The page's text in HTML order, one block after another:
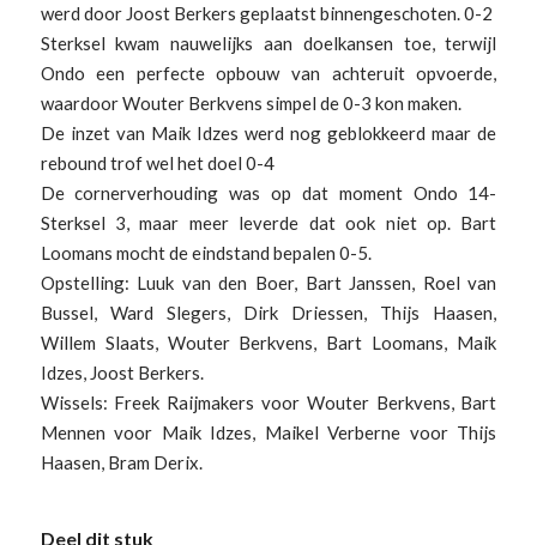
werd door Joost Berkers geplaatst binnengeschoten. 0-2
Sterksel kwam nauwelijks aan doelkansen toe, terwijl
Ondo een perfecte opbouw van achteruit opvoerde,
waardoor Wouter Berkvens simpel de 0-3 kon maken.
De inzet van Maik Idzes werd nog geblokkeerd maar de
rebound trof wel het doel 0-4
De cornerverhouding was op dat moment Ondo 14-
Sterksel 3, maar meer leverde dat ook niet op. Bart
Loomans mocht de eindstand bepalen 0-5.
Opstelling: Luuk van den Boer, Bart Janssen, Roel van
Bussel, Ward Slegers, Dirk Driessen, Thijs Haasen,
Willem Slaats, Wouter Berkvens, Bart Loomans, Maik
Idzes, Joost Berkers.
Wissels: Freek Raijmakers voor Wouter Berkvens, Bart
Mennen voor Maik Idzes, Maikel Verberne voor Thijs
Haasen, Bram Derix.
Deel dit stuk